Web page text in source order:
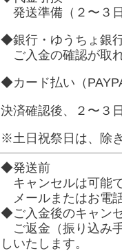
発送準備（２〜３
◆銀行・ゆうちょ銀
ご入金の確認が取
◆カード払い（
決済確認後、２〜３
※土日祝祭日は、除き
◆発送前
キャンセルは可能で
メールまたはお電
◆ご入金後のキャン
ご返金（振り込み
しいたします。